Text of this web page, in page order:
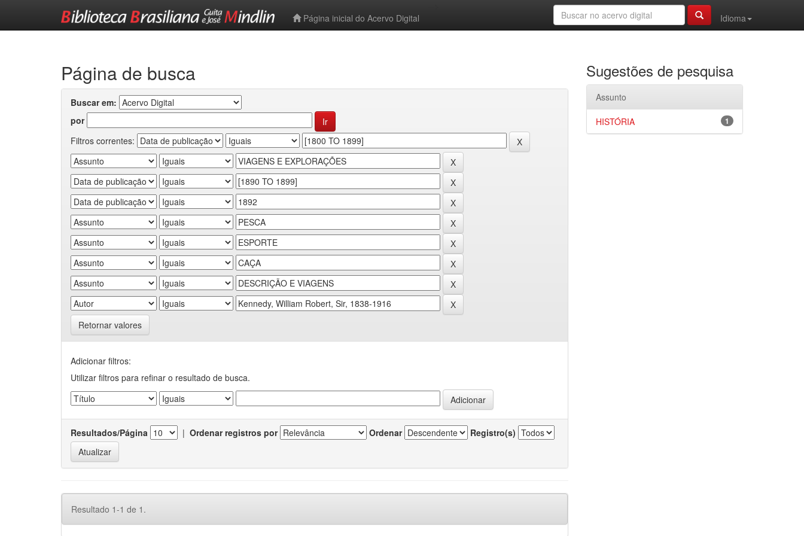
Página inicial do Acervo Digital
Idioma
Página de busca
Buscar em:
por
Filtros correntes:
Retornar valores
Adicionar filtros:
Utilizar filtros para refinar o resultado de busca.
Resultados/Página | Ordenar registros por Ordenar Registro(s)
Resultado 1-1 de 1.
Sugestões de pesquisa
Assunto
1
HISTÓRIA